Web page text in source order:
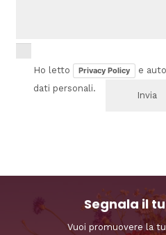
Ho letto Privacy Policy
e
dati personali.
Segnala il
Vuoi promuovere la